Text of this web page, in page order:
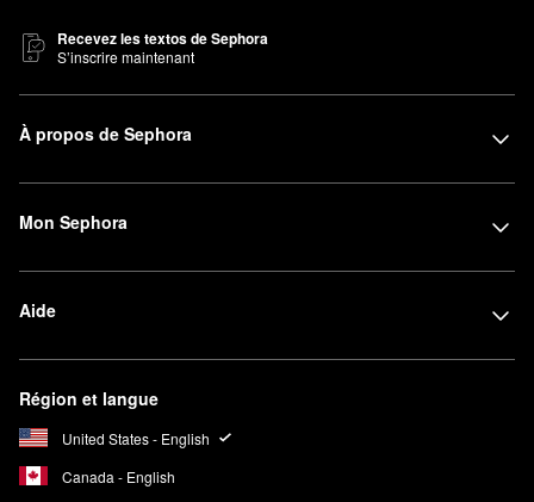
Recevez les textos de Sephora
S’inscrire maintenant
À propos de Sephora
Mon Sephora
Aide
Région et langue
United States - English
Canada - English